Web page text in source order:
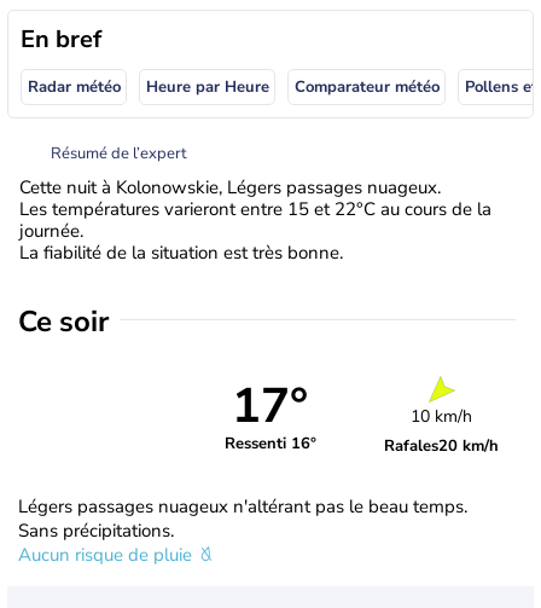
En bref
Radar météo Heure par Heure Comparateur météo Pollens
Résumé de l’expert
Cette nuit à Kolonowskie, Légers passages nuageux.
Les températures varieront entre 15 et 22°C au cours de la
journée.
La fiabilité de la situation est très bonne.
Ce soir
17°
Ressenti 16°
10 km/h
Rafales20 km/h
Légers passages nuageux n'altérant pas le beau temps.
Sans précipitations.
Aucun risque de pluie